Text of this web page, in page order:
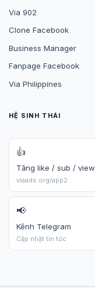
Via 902
Clone Facebook
Business Manager
Fanpage Facebook
Via Philippines
HỆ SINH THÁI
👍
Tăng like / sub / view
viaads.org/app2
📢
Kênh Telegram
Cập nhật tin tức